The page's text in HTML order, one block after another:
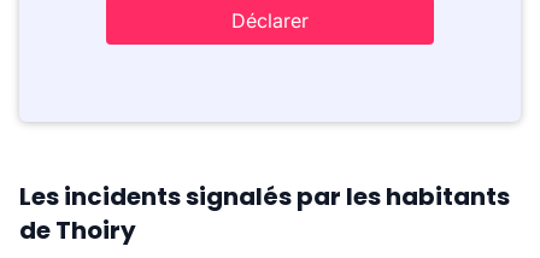
Déclarer
Les incidents signalés par les habitants
de Thoiry